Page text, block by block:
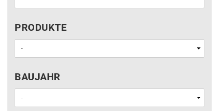
PRODUKTE
PRODUKTE
BAUJAHR
BAUJAHR